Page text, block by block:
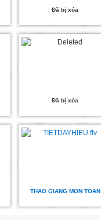
Đã bị xóa
Đã bị xóa
THAO GIANG MON TOAN